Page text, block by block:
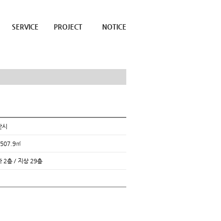
SERVICE PROJECT NOTICE
㎡
2층 / 지상 29층